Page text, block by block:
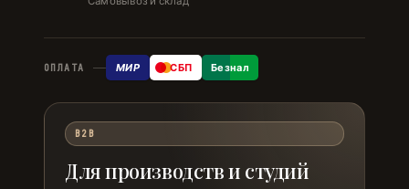
ОПЛАТА МИР СБП Безнал
B2B
Для производств и студий